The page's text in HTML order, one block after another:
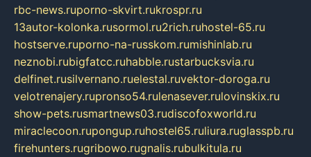
rbc-news.ruporno-skvirt.rukrospr.ru
13autor-kolonka.rusormol.ru2rich.ruhostel-65.ru
hostserve.ruporno-na-russkom.rumishinlab.ru
neznobi.rubigfatcc.ruhabble.rustarbucksvia.ru
delfinet.rusilvernano.ruelestal.ruvektor-doroga.ru
velotrenajery.rupronso54.rulenasever.rulovinskix.ru
show-pets.rusmartnews03.rudiscofoxworld.ru
miraclecoon.rupongup.ruhostel65.ruliura.ruglasspb.ru
firehunters.rugribowo.rugnalis.rubulkitula.ru